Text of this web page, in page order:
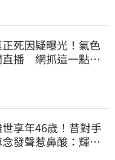
死因疑曝光！氣色
直播 網抓這一點超
享年46歲！昔對手
發聲惹鼻酸：輝哥